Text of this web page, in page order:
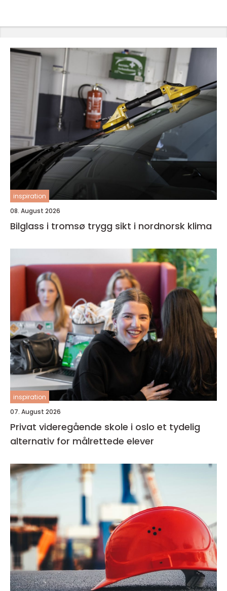
inspiration
08. August 2026
Bilglass i tromsø trygg sikt i nordnorsk klima
inspiration
07. August 2026
Privat videregående skole i oslo et tydelig
alternativ for målrettede elever